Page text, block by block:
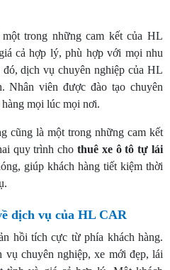
trong những cam kết của HL
cả hợp lý, phù hợp với mọi nhu
đó, dịch vụ chuyên nghiệp của HL
Nhân viên được đào tạo chuyên
mọi lúc mọi nơi.
cũng là một trong những cam kết
quy trình cho thuê xe ô tô tự lái
giúp khách hàng tiết kiệm thời
dịch vụ của HL CAR
hồi tích cực từ phía khách hàng.
chuyên nghiệp, xe mới đẹp, lái